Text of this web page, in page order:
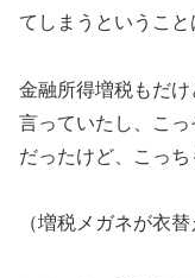
てしまうということ
金融所得増税もだ
言っていたし、こ
だったけど、こっち
（増税メガネが衣